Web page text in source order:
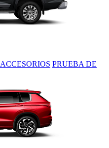
ACCESORIOS PRUEBA DE